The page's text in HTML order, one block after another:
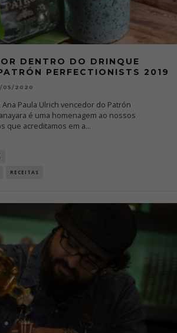
DENTRO DO DRINQUE
PERFECTIONISTS 2019
05/2020
Paula Ulrich vencedor do Patrón
é uma homenagem ao nossos
que acreditamos em a...
RECEITAS